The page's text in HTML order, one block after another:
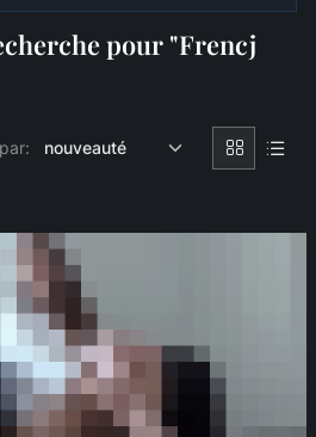
pour "Frencj